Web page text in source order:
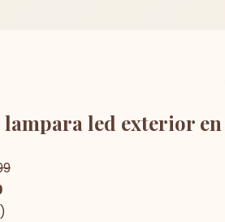
led exterior en